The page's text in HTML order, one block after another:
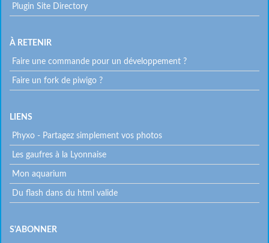
Plugin Site Directory
À RETENIR
Faire une commande pour un développement ?
Faire un fork de piwigo ?
Menu
extra
LIENS
Phyxo - Partagez simplement vos photos
Les gaufres à la Lyonnaise
Mon aquarium
Du flash dans du html valide
S'ABONNER